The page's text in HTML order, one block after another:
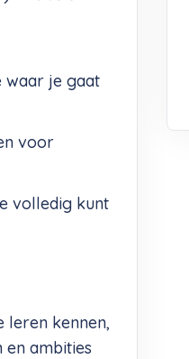
waar je gaat
voor
volledig kunt
leren kennen,
en ambities